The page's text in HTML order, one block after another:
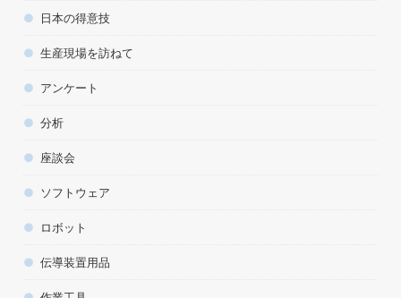
日本の得意技
生産現場を訪ねて
アンケート
分析
座談会
ソフトウェア
ロボット
伝導装置用品